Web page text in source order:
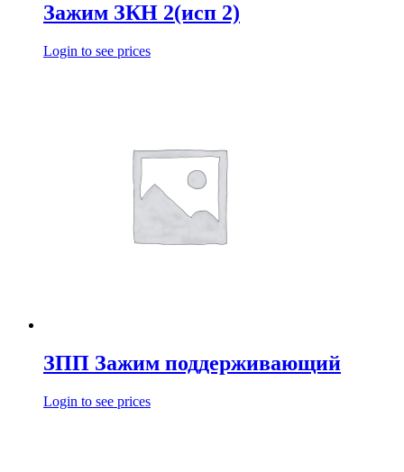
Зажим ЗКН 2(исп 2)
Login to see prices
ЗПП Зажим поддерживающий
Login to see prices